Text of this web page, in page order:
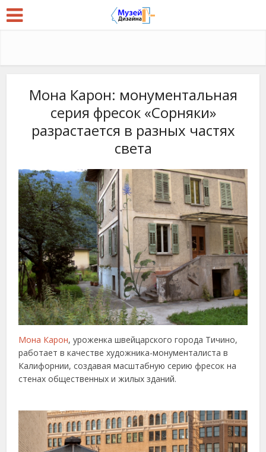
Мона Карон: монументальная
серия фресок «Сорняки»
разрастается в разных частях
света
Мона Карон, уроженка швейцарского города Тичино,
работает в качестве художника-монументалиста в
Калифорнии, создавая масштабную серию фресок на
стенах общественных и жилых зданий.